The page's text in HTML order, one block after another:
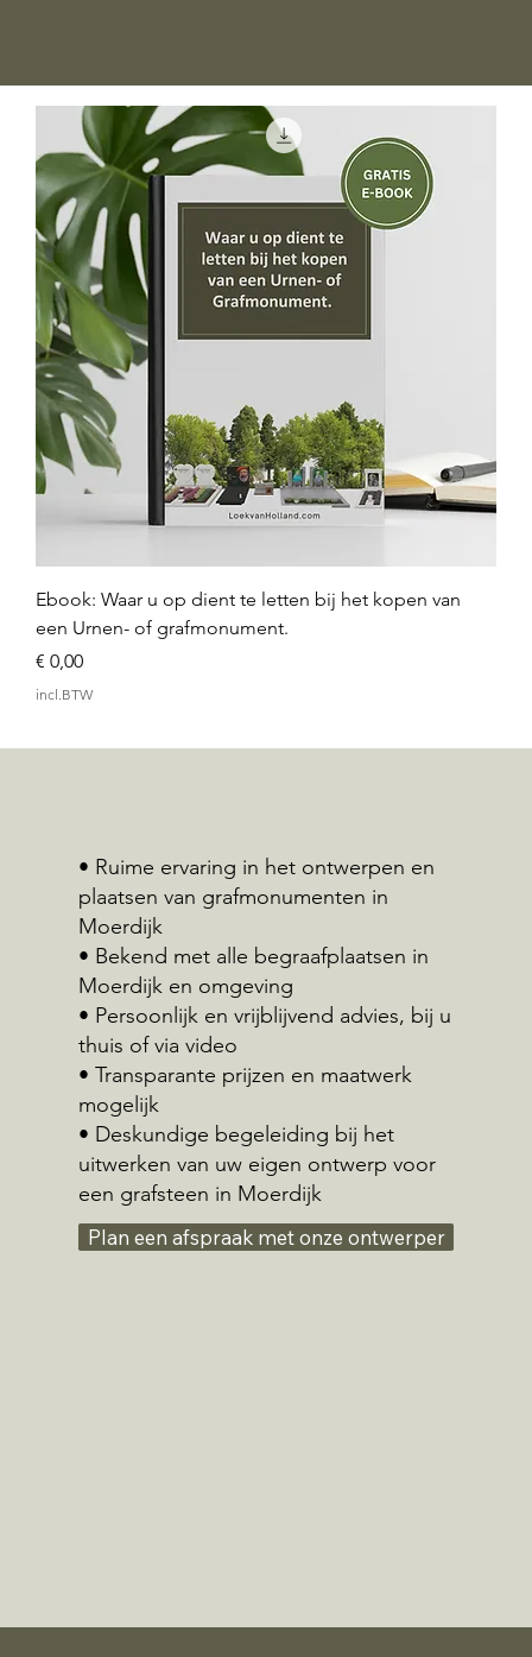
Ebook: Waar u op dient te letten bij het kopen van
een Urnen- of grafmonument.
Prijs
€ 0,00
incl.BTW
• Ruime ervaring in het ontwerpen en
plaatsen van grafmonumenten in
Moerdijk
• Bekend met alle begraafplaatsen in
Moerdijk en omgeving
• Persoonlijk en vrijblijvend advies, bij u
thuis of via video
• Transparante prijzen en maatwerk
mogelijk
• Deskundige begeleiding bij het
uitwerken van uw eigen ontwerp voor
een grafsteen in Moerdijk
Plan een afspraak met onze ontwerper